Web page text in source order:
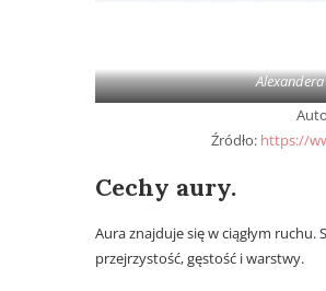
Źródło: https://
Cechy aury.
Aura znajduje się w ciągłym ruchu.
przejrzystość, gęstość i warstwy.